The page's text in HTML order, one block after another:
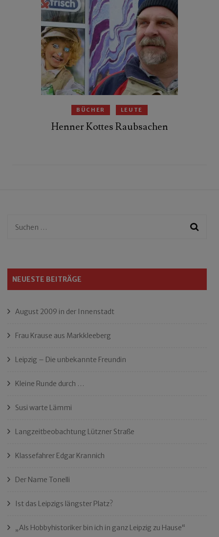
BÜCHER LEUTE
Henner Kottes Raubsachen
Suchen
NEUESTE BEITRÄGE
August 2009 in der Innenstadt
Frau Krause aus Markkleeberg
Leipzig – Die unbekannte Freundin
Kleine Runde durch …
Susi warte Lämmi
Langzeitbeobachtung Lützner Straße
Klassefahrer Edgar Krannich
Der Name Tonelli
Ist das Leipzigs längster Platz?
„Als Hobbyhistoriker bin ich in ganz Leipzig zu Hause“